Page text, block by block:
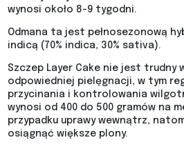
wynosi około 8-9 tygodni.
Odmana ta jest pełnosezonową
indicą (70% indica, 30% sativa).
Szczep Layer Cake nie jest trudny
odpowiedniej pielęgnacji, w tym
przycinania i kontrolowania
wynosi od 400 do 500 gramów na
przypadku uprawy wewnątrz,
osiągnąć większe plony.